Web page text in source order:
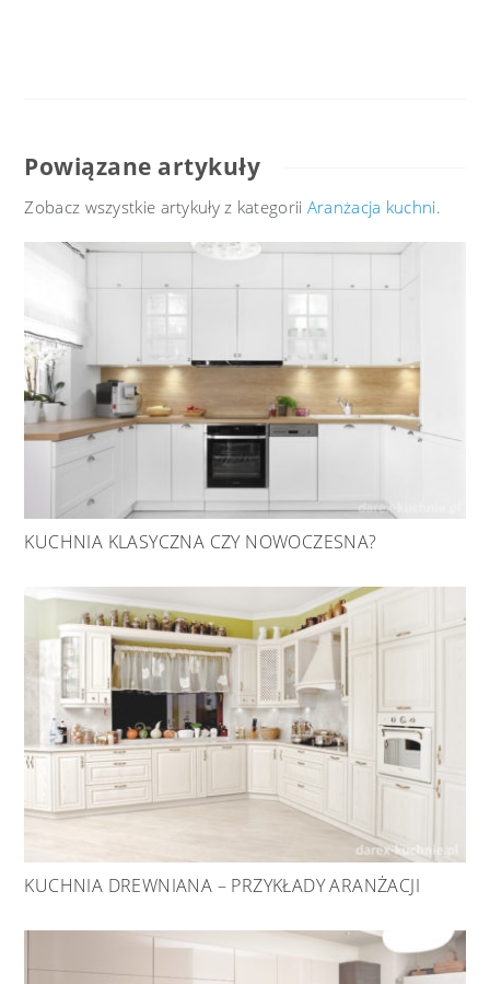
Powiązane artykuły
Zobacz wszystkie artykuły z kategorii Aranżacja kuchni.
KUCHNIA KLASYCZNA CZY NOWOCZESNA?
KUCHNIA DREWNIANA – PRZYKŁADY ARANŻACJI